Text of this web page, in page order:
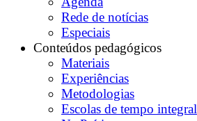
Rede de notícias
Especiais
Conteúdos pedagógicos
Materiais
Experiências
Metodologias
Escolas de tempo integral